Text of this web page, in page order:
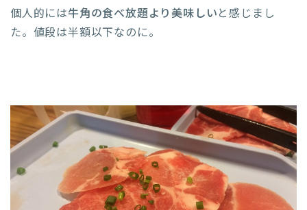
個人的には牛角の食べ放題より美味しいと感じまし
た。値段は半額以下なのに。